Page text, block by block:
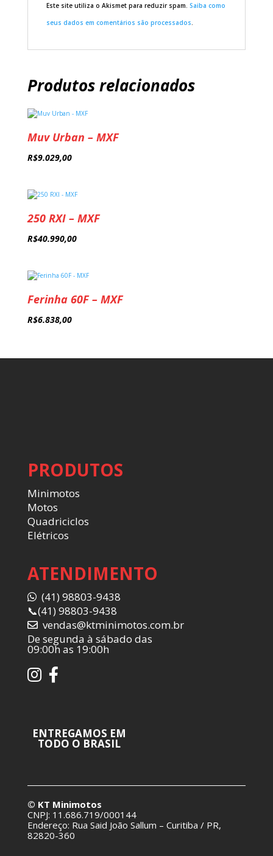
Este site utiliza o Akismet para reduzir spam. Saiba como
seus dados em comentários são processados.
Produtos relacionados
Muv Urban – MXF
R$9.029,00
250 RXI – MXF
R$40.990,00
Ferinha 60F – MXF
R$6.838,00
PRODUTOS
Minimotos
Motos
Quadriciclos
Elétricos
ATENDIMENTO
(41) 98803-9438
📞(41) 98803-9438
vendas@ktminimotos.com.br
De segunda à sábado das
09:00h as 19:00h
ENTREGAMOS EM
TODO O BRASIL
© KT Minimotos
CNPJ: 11.686.719/000144
Endereço: Rua Said João Sallum – Curitiba / PR,
82820-360